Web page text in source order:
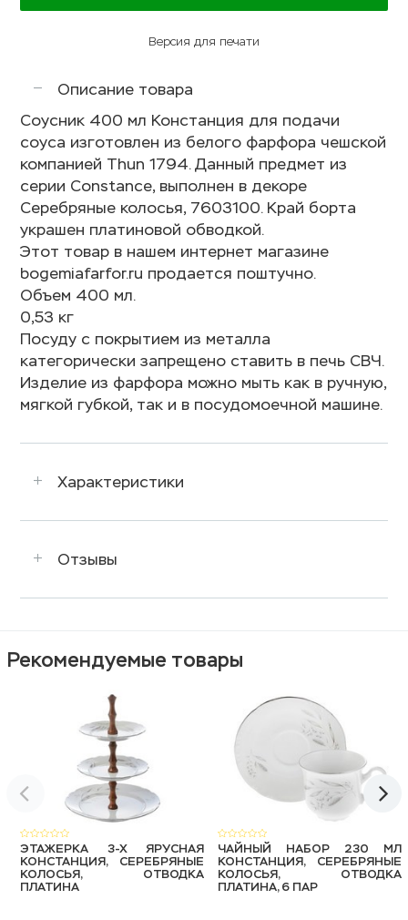
Версия для печати
Описание товара
Соусник 400 мл Констанция для подачи
соуса изготовлен из белого фарфора чешской
компанией Thun 1794. Данный предмет из
серии Constance, выполнен в декоре
Серебряные колосья, 7603100. Край борта
украшен платиновой обводкой.
Этот товар в нашем интернет магазине
bogemiafarfor.ru продается поштучно.
Объем 400 мл.
0,53 кг
Посуду с покрытием из металла
категорически запрещено ставить в печь СВЧ.
Изделие из фарфора можно мыть как в ручную,
мягкой губкой, так и в посудомоечной машине.
Характеристики
Отзывы
Рекомендуемые товары
ЭТАЖЕРКА 3-Х ЯРУСНАЯ
КОНСТАНЦИЯ, СЕРЕБРЯНЫЕ
КОЛОСЬЯ, ОТВОДКА
ПЛАТИНА
ЧАЙНЫЙ НАБОР 230 МЛ
КОНСТАНЦИЯ, СЕРЕБРЯНЫЕ
КОЛОСЬЯ, ОТВОДКА
ПЛАТИНА, 6 ПАР